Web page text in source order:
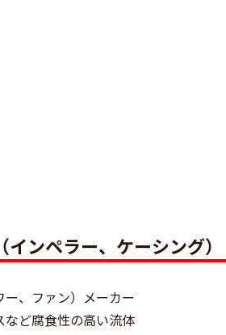
ンペラー、ケーシング）
、ファン）メーカー
ど腐食性の高い流体